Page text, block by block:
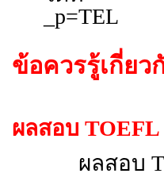
_p=TEL
ข้อควรรู้เกี่ยว
ผลสอบ
ผลสอบ